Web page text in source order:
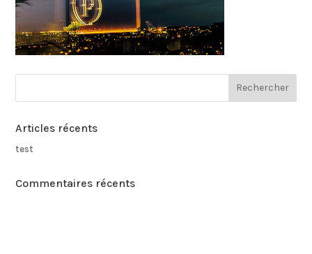
Articles récents
test
Commentaires récents